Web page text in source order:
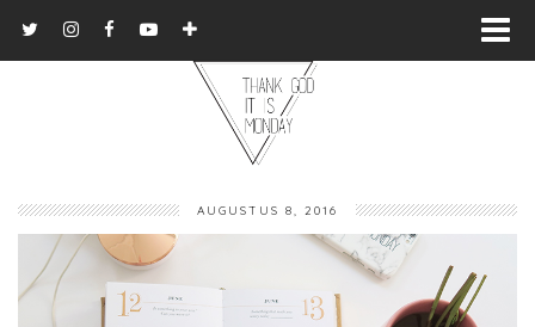
AUGUSTUS 8, 2016